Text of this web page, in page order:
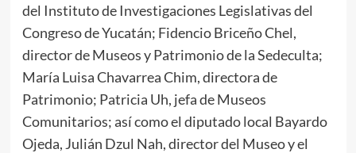
del Instituto de Investigaciones Legislativas del
Congreso de Yucatán; Fidencio Briceño Chel,
director de Museos y Patrimonio de la Sedeculta;
María Luisa Chavarrea Chim, directora de
Patrimonio; Patricia Uh, jefa de Museos
Comunitarios; así como el diputado local Bayardo
Ojeda, Julián Dzul Nah, director del Museo y el